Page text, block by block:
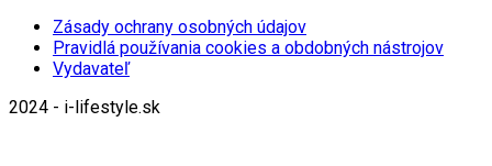
Zásady ochrany osobných údajov
Pravidlá používania cookies a obdobných nástrojov
Vydavateľ
2024 - i-lifestyle.sk